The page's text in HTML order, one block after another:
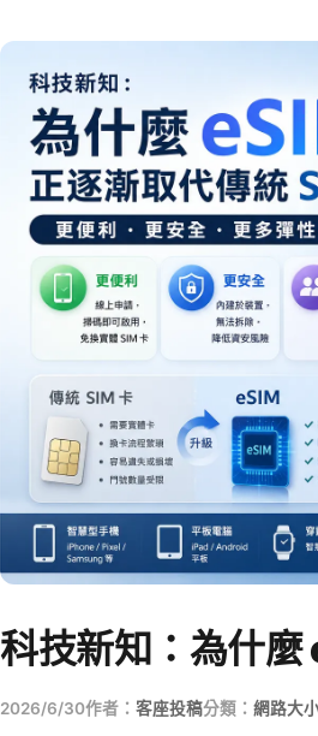
科技新知：為什麼
2026/6/30作者： 客座投稿分類： 網路大